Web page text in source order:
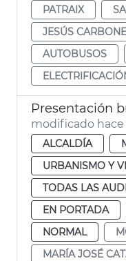
PATRAIX
JESÚS
AUTOBUSOS
modificado hace
ALCALDÍA
URBANISMO Y
TODAS LAS
EN PORTADA
NORMAL
MARÍA JOSÉ